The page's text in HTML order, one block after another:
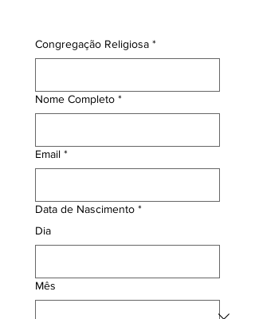
Congregação Religiosa *
Nome Completo *
Email *
Data de Nascimento *
Dia
Mês